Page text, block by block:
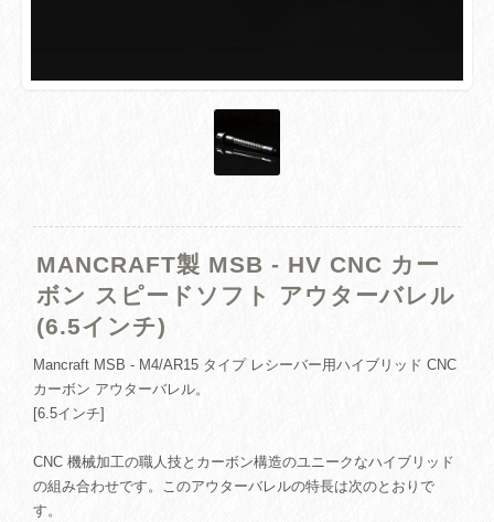
MANCRAFT製 MSB - HV CNC カー
ボン スピードソフト アウターバレル
(6.5インチ)
Mancraft MSB - M4/AR15 タイプ レシーバー用ハイブリッド CNC
カーボン アウターバレル。
[6.5インチ]
CNC 機械加工の職人技とカーボン構造のユニークなハイブリッド
の組み合わせです。このアウターバレルの特長は次のとおりで
す。